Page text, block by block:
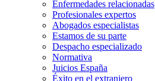
Enfermedades relacionadas
Profesionales expertos
Abogados especialistas
Estamos de su parte
Despacho especializado
Normativa
Juicios España
Éxito en el extranjero